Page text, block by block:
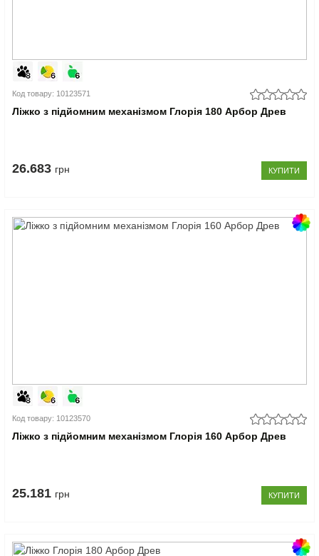
Код товару: 10123571
Ліжко з підйомним механізмом Глорія 180 Арбор Древ
26.683 грн КУПИТИ
Код товару: 10123570
Ліжко з підйомним механізмом Глорія 160 Арбор Древ
25.181 грн КУПИТИ